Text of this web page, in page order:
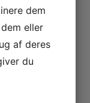
– kun for
dem
eller
af deres
du